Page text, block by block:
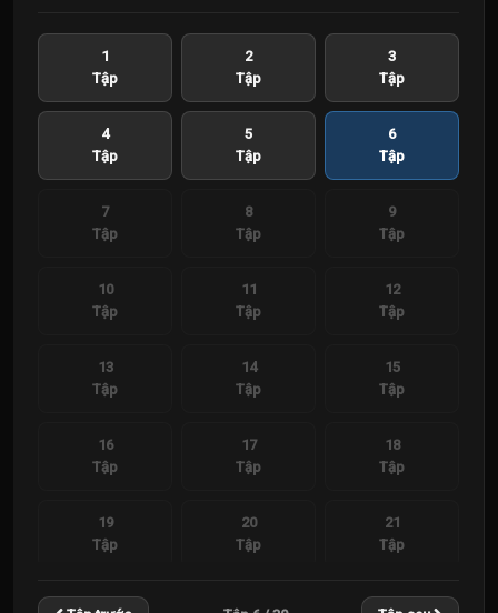
1
Tập
2
Tập
3
Tập
4
Tập
5
Tập
6
Tập
7
Tập
8
Tập
9
Tập
10
Tập
11
Tập
12
Tập
13
Tập
14
Tập
15
Tập
16
Tập
17
Tập
18
Tập
19
Tập
20
Tập
21
Tập
22
24